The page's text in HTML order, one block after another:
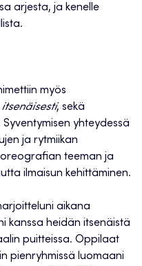
arjesta, ja kenelle
myös
, sekä
yhteydessä
ja rytmiikan
teeman ja
ilmaisun kehittäminen.
aikana
kanssa heidän itsenäistä
puitteissa. Oppilaat
pienryhmissä luomaani